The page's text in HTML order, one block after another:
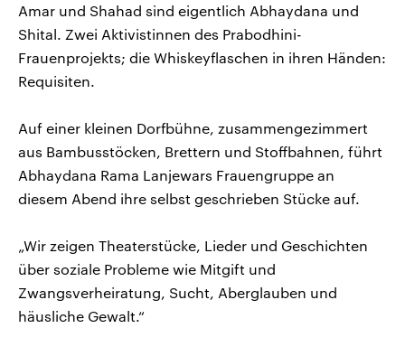
Amar und Shahad sind eigentlich Abhaydana und
Shital. Zwei Aktivistinnen des Prabodhini-
Frauenprojekts; die Whiskeyflaschen in ihren Händen:
Requisiten.
Auf einer kleinen Dorfbühne, zusammengezimmert
aus Bambusstöcken, Brettern und Stoffbahnen, führt
Abhaydana Rama Lanjewars Frauengruppe an
diesem Abend ihre selbst geschrieben Stücke auf.
„Wir zeigen Theaterstücke, Lieder und Geschichten
über soziale Probleme wie Mitgift und
Zwangsverheiratung, Sucht, Aberglauben und
häusliche Gewalt.“